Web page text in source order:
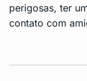
perigosas, ter
contato com